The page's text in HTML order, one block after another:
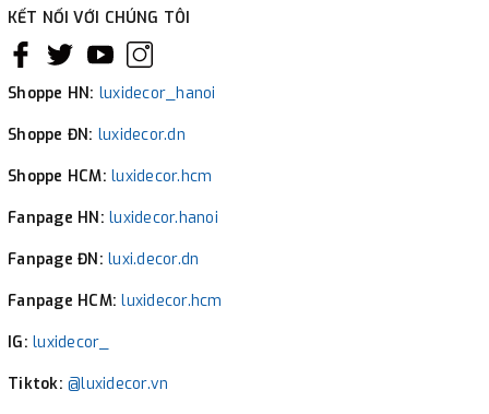
KẾT NỐI VỚI CHÚNG TÔI
Shoppe HN: luxidecor_hanoi
Shoppe ĐN: luxidecor.dn
Shoppe HCM: luxidecor.hcm
Fanpage HN: luxidecor.hanoi
Fanpage ĐN: luxi.decor.dn
Fanpage HCM:luxidecor.hcm
IG: luxidecor_
Tiktok: @luxidecor.vn